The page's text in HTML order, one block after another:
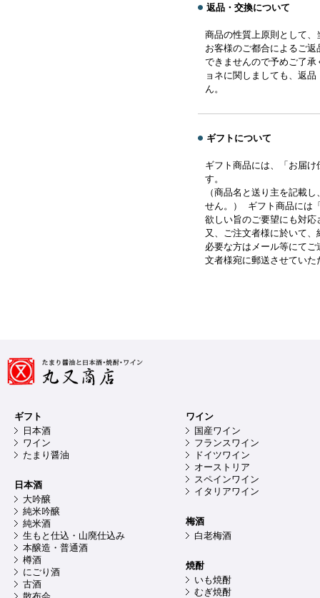
返品・交換について
商品の性質上原則として
お客様のご都合によるご
できませんので予めご了
ョネに関しましても、返
ん。
ギフトについて
ギフト商品には、「お届
す。
（商品名と送り主を記載
せん。） ギフト商品には
欲しい旨のご要望にも対応
又、ご注文者様に於いて
必要な方はメール等にて
文者様宛に郵送させていた
ギフト
日本酒
ワイン
たまり醤油
日本酒
大吟醸
純米吟醸
純米酒
生もと仕込・山廃仕込み
本醸造・普通酒
樽酒
にごり酒
古酒
ワイン
国産ワイン
フランスワイン
ドイツワイン
オーストリア
スペインワイン
イタリアワイン
梅酒
白老梅酒
焼酎
いも焼酎
むぎ焼酎